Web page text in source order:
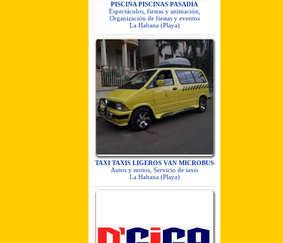
PISCINA PISCINAS PASADIA
Espectáculos, fiestas y animación,
Organización de fiestas y eventos
La Habana (Playa)
TAXI TAXIS LIGEROS VAN MICROBUS
Autos y motos, Servicio de taxis
La Habana (Playa)